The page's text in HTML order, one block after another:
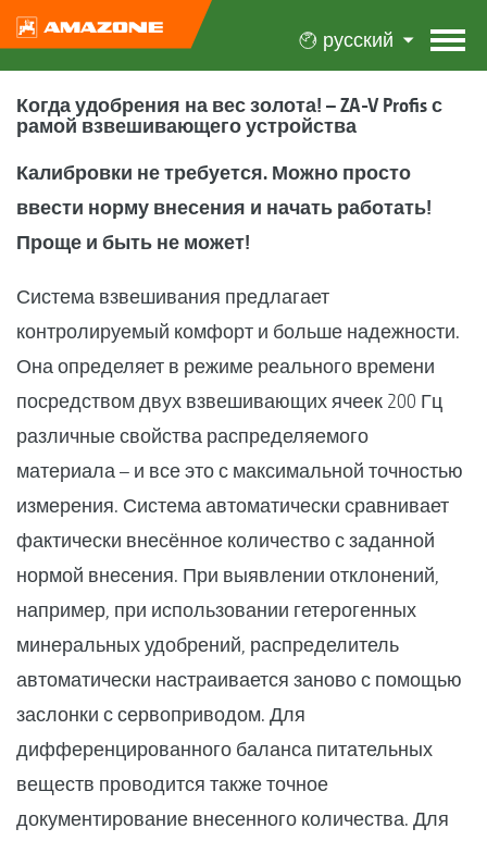
русский
Когда удобрения на вес золота! – ZA-V Profis с
рамой взвешивающего устройства
Калибровки не требуется. Можно просто
ввести норму внесения и начать работать!
Проще и быть не может!
Система взвешивания предлагает
контролируемый комфорт и больше надежности.
Она определяет в режиме реального времени
посредством двух взвешивающих ячеек 200 Гц
различные свойства распределяемого
материала – и все это с максимальной точностью
измерения. Система автоматически сравнивает
фактически внесённое количество с заданной
нормой внесения. При выявлении отклонений,
например, при использовании гетерогенных
минеральных удобрений, распределитель
автоматически настраивается заново с помощью
заслонки с сервоприводом. Для
дифференцированного баланса питательных
веществ проводится также точное
документирование внесенного количества. Для